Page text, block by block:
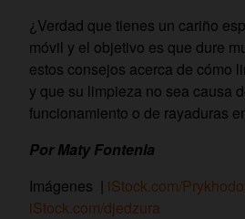
¿Verdad que tienes un cariño
móvil y el objetivo es que dure
estos consejos acerca de cómo
y que su limpieza no sea causa
funcionamiento o de rayaduras
Por Maty Fontenla
Imágenes | iStock.com/
iStock.com/djedzura